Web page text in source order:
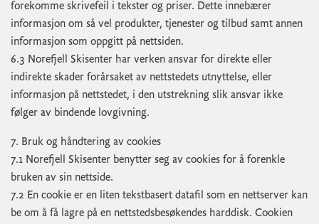
forekomme skrivefeil i tekster og priser. Dette innebærer
informasjon om så vel produkter, tjenester og tilbud samt annen
informasjon som oppgitt på nettsiden.
6.3 Norefjell Skisenter har verken ansvar for direkte eller
indirekte skader forårsaket av nettstedets utnyttelse, eller
informasjon på nettstedet, i den utstrekning slik ansvar ikke
følger av bindende lovgivning.
7. Bruk og håndtering av cookies
7.1 Norefjell Skisenter benytter seg av cookies for å forenkle
bruken av sin nettside.
7.2 En cookie er en liten tekstbasert datafil som en nettserver kan
be om å få lagre på en nettstedsbesøkendes harddisk. Cookien